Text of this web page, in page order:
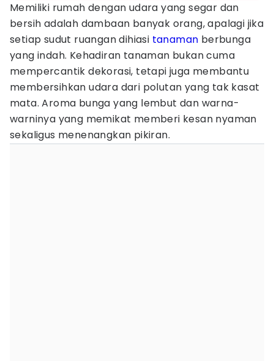
Memiliki rumah dengan udara yang segar dan
bersih adalah dambaan banyak orang, apalagi jika
setiap sudut ruangan dihiasi tanaman berbunga
yang indah. Kehadiran tanaman bukan cuma
mempercantik dekorasi, tetapi juga membantu
membersihkan udara dari polutan yang tak kasat
mata. Aroma bunga yang lembut dan warna-
warninya yang memikat memberi kesan nyaman
sekaligus menenangkan pikiran.